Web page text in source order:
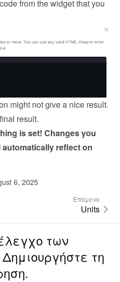
from the widget that you
might not give a nice result.
result.
is set! Changes you
reflect on
6, 2025
Επόμενο
Units
των
τη